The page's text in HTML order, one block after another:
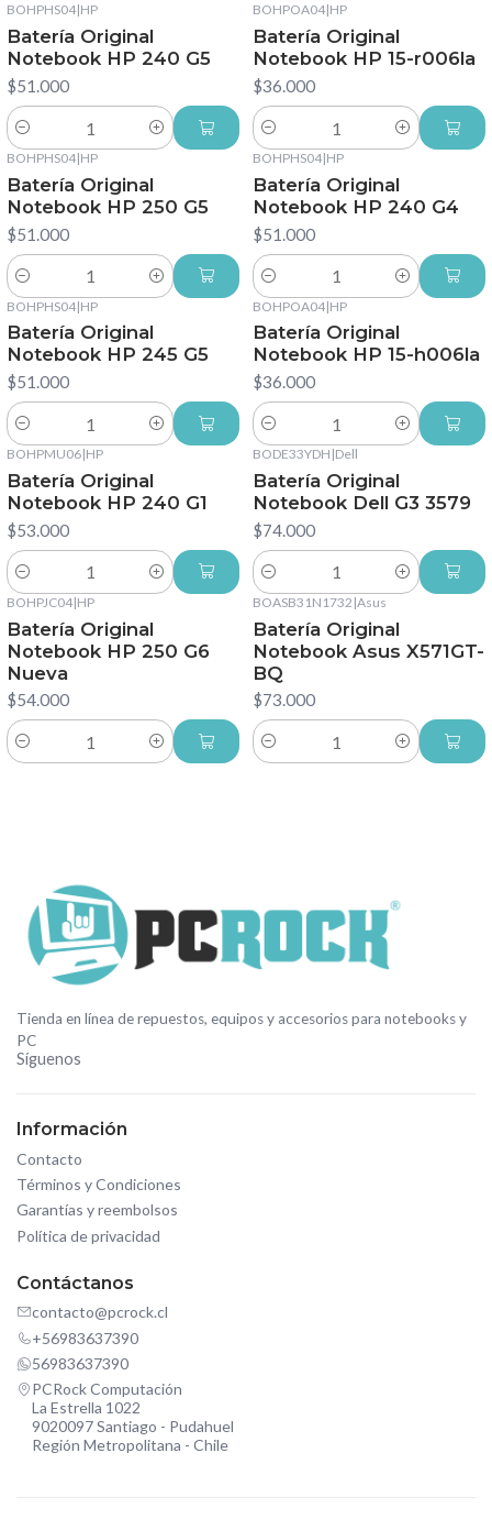
BOHPHS04|HP
Batería Original
Notebook HP 240 G5
$51.000
Cantidad
BOHPOA04|HP
Batería Original
Notebook HP 15-r006la
$36.000
Cantidad
BOHPHS04|HP
Batería Original
Notebook HP 250 G5
$51.000
Cantidad
BOHPHS04|HP
Batería Original
Notebook HP 240 G4
$51.000
Cantidad
BOHPHS04|HP
Batería Original
Notebook HP 245 G5
$51.000
Cantidad
BOHPOA04|HP
Batería Original
Notebook HP 15-h006la
$36.000
Cantidad
BOHPMU06|HP
Batería Original
Notebook HP 240 G1
$53.000
Cantidad
BODE33YDH |Dell
Batería Original
Notebook Dell G3 3579
$74.000
Cantidad
BOHPJC04|HP
Batería Original
Notebook HP 250 G6
Nueva
$54.000
Cantidad
BOASB31N1732 |Asus
Batería Original
Notebook Asus X571GT-
BQ
$73.000
Cantidad
Tienda en línea de repuestos, equipos y accesorios para notebooks y
PC
Síguenos
Información
Contacto
Términos y Condiciones
Garantías y reembolsos
Política de privacidad
Contáctanos
contacto@pcrock.cl
+56983637390
56983637390
PCRock Computación
La Estrella 1022
9020097 Santiago - Pudahuel
Región Metropolitana - Chile